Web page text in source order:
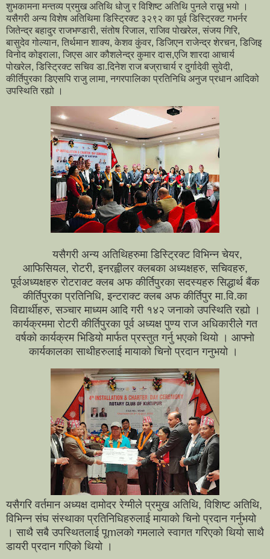
शुभकामना मन्तव्य प्रमुख अतिथि धोजु र विशिष्ट अतिथि पुनले राख्नु भयो ।
यसैगरी अन्य विशेष अतिथिमा डिस्ट्रिक्ट ३२९२ का पूर्व डिस्ट्रिक्ट गभर्नर
जितेन्द्र बहादुर राजभण्डारी, संतोष रिजाल, राजिव पोखरेल, संजय गिरि,
बासुदेव गोल्यान, तिर्थमान शाक्य, केशव कुंवर, डिजिएन राजेन्द्र शेरचन, डिजिइ
विनोद कोइराला, जिएस आर कौशलेन्द्र कुमार दास,एजि शारदा आचार्य
पोखरेल, डिस्ट्रिक्ट सचिव डा.दिनेश राज बज्राचार्य र दुर्गादेवी सुवेदी,
कीर्तिपुरका डिएसपि राजु लामा, नगरपालिका प्रतिनिधि अनुज प्रधान आदिको
उपस्थिति रह्यो ।
यसैगरी अन्य अतिथिहरुमा डिस्ट्रिक्ट विभिन्न चेयर,
आफिसियल, रोटरी, इनरह्वीलर क्लबका अध्यक्षहरु, सचिवहरु,
पूर्वअध्यक्षहरु रोटराक्ट क्लब अफ कीर्तिपुरका सदस्यहरु सिद्धार्थ बैंक
कीर्तिपुरका प्रतिनिधि, इन्टराक्ट क्लब अफ कीर्तिपुर मा.वि.का
विद्यार्थीहरु, सञ्चार माध्यम आदि गरी १४२ जनाको उपस्थिति रह्यो ।
कार्यक्रममा रोटरी कीर्तिपुरका पूर्व अध्यक्ष पुण्य राज अधिकारीले गत
वर्षको कार्यक्रम भिडियो मार्फत प्रस्तुत गर्नु भएको थियो । आफ्नो
कार्यकालका साथीहरुलाई मायाको चिनो प्रदान गनुभयो ।
यसैगरि वर्तमान अध्यक्ष दामोदर रेग्मीले प्रमुख अतिथि, विशिष्ट अतिथि,
विभिन्न संघ संस्थाका प्रतिनिधिहरुलाई मायाको चिनो प्रदान गर्नुभयो
। साथै सबै उपस्थितलाई पूmलको गमलाले स्वागत गरिएको थियो साथै
डायरी प्रदान गएिको थियो ।